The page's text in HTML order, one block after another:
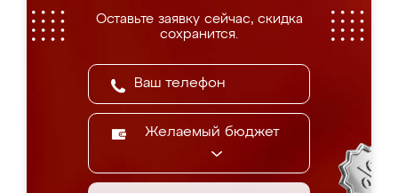
Оставьте заявку сейчас, скидка
сохранится.
Желаемый бюджет